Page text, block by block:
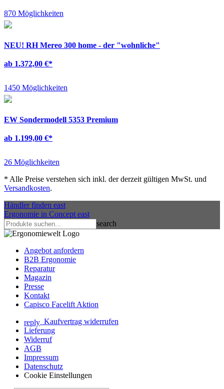
870 Möglichkeiten
NEU! RH Mereo 300 home - der "wohnliche"
ab 1.372,00 €*
1450 Möglichkeiten
EW Sondermodell 5353 Premium
ab 1.199,00 €*
26 Möglichkeiten
* Alle Preise verstehen sich inkl. der derzeit gültigen MwSt. und
Versandkosten.
Händler finden east
Ergonomie in Concept east
search
Angebot anfordern
B2B Ergonomie
Reparatur
Magazin
Presse
Kontakt
Capisco Facelift Aktion
reply Kaufvertrag widerrufen
Lieferung
Widerruf
AGB
Impressum
Datenschutz
Cookie Einstellungen